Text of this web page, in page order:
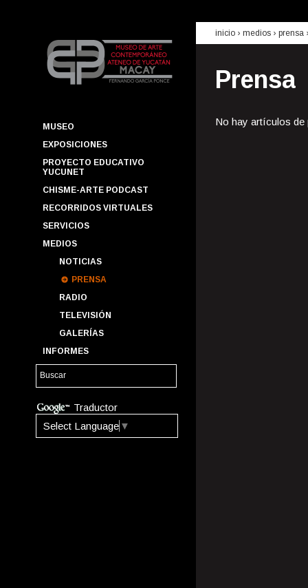
MUSEO
EXPOSICIONES
PROYECTO EDUCATIVO
YUCUNET
CHISME-ARTE PODCAST
RECORRIDOS VIRTUALES
SERVICIOS
MEDIOS
NOTICIAS
PRENSA
RADIO
TELEVISIÓN
GALERÍAS
INFORMES
Traductor
Select Language ▼
inicio › medios › prensa
Prensa
No hay artículos de